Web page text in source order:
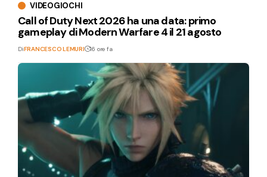
VIDEOGIOCHI
Call of Duty Next 2026 ha una data: primo
gameplay di Modern Warfare 4 il 21 agosto
DiFRANCESCO LEMURI 16 ore fa